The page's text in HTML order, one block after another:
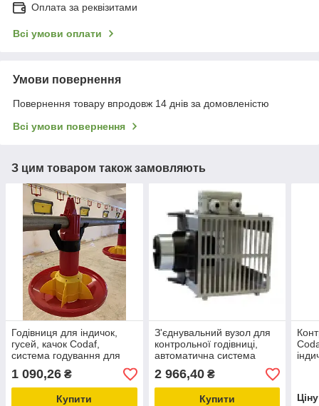
Оплата за реквізитами
Всі умови оплати
Умови повернення
Повернення товару впродовж 14 днів за домовленістю
Всі умови повернення
З цим товаром також замовляють
Годівниця для індичок,
гусей, качок Codaf,
система годування для
птахівництва
1 090,26 ₴
Купити
З'єднувальний вузол для
контрольної годівниці,
автоматична система
годування птиці
2 966,40₴
Купити